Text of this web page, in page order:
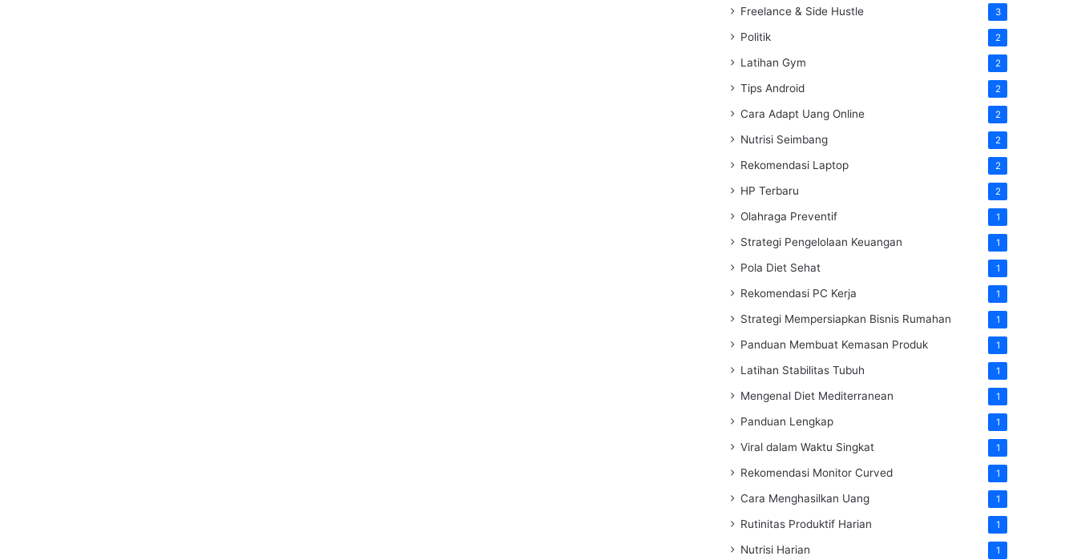
Freelance & Side Hustle 3
Politik 2
Latihan Gym 2
Tips Android 2
Cara Adapt Uang Online 2
Nutrisi Seimbang 2
Rekomendasi Laptop 2
HP Terbaru 2
Olahraga Preventif 1
Strategi Pengelolaan Keuangan 1
Pola Diet Sehat 1
Rekomendasi PC Kerja 1
Strategi Mempersiapkan Bisnis Rumahan 1
Panduan Membuat Kemasan Produk 1
Latihan Stabilitas Tubuh 1
Mengenal Diet Mediterranean 1
Panduan Lengkap 1
Viral dalam Waktu Singkat 1
Rekomendasi Monitor Curved 1
Cara Menghasilkan Uang 1
Rutinitas Produktif Harian 1
Nutrisi Harian 1